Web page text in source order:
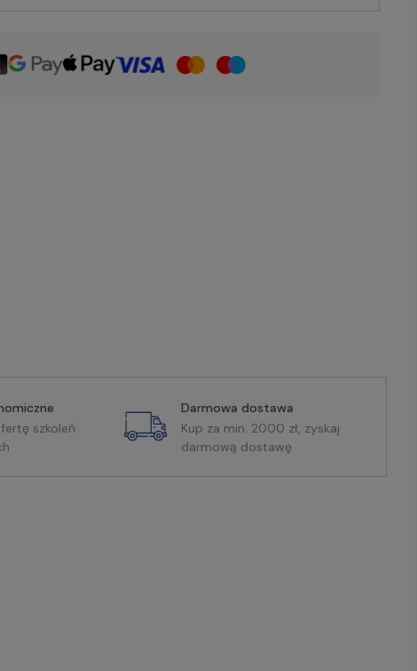
szkoleń
Darmowa dostawa
Kup za min. 2000 zł, zyskaj
darmową dostawę